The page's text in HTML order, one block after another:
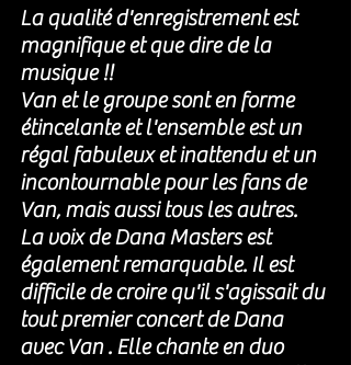
La qualité d'enregistrement est
magnifique et que dire de la
musique !!
Van et le groupe sont en forme
étincelante et l'ensemble est un
régal fabuleux et inattendu et un
incontournable pour les fans de
Van, mais aussi tous les autres.
La voix de Dana Masters est
également remarquable. Il est
difficile de croire qu'il s'agissait du
tout premier concert de Dana
avec Van . Elle chante en duo